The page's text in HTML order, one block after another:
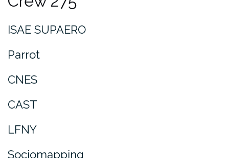
ISAE SUPAERO
Parrot
CNES
CAST
LFNY
Sociomapping